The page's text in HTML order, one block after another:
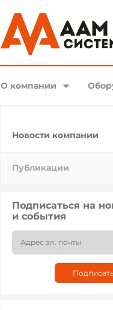
О компании
Новости компании
Публикации
Подписаться на
и события